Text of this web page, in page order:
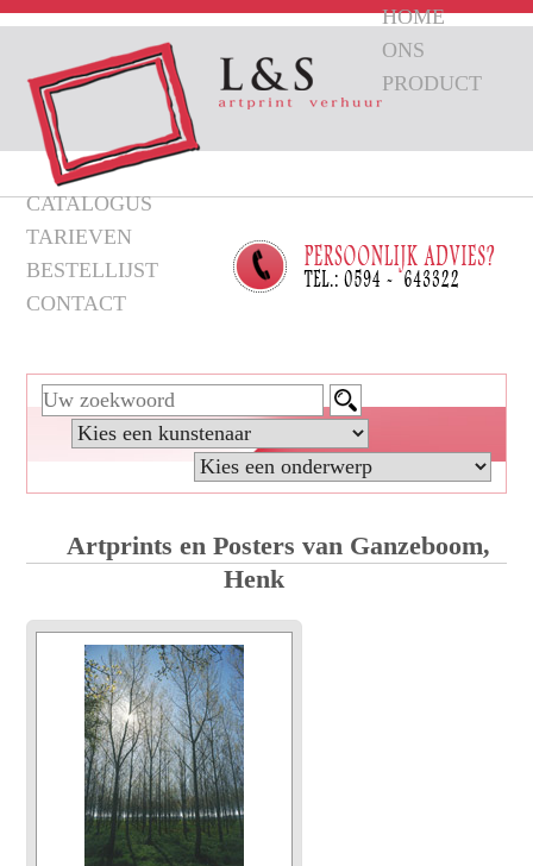
HOME
ONS
PRODUCT
CATALOGUS
TARIEVEN
BESTELLIJST
CONTACT
Artprints en Posters van Ganzeboom,
Henk